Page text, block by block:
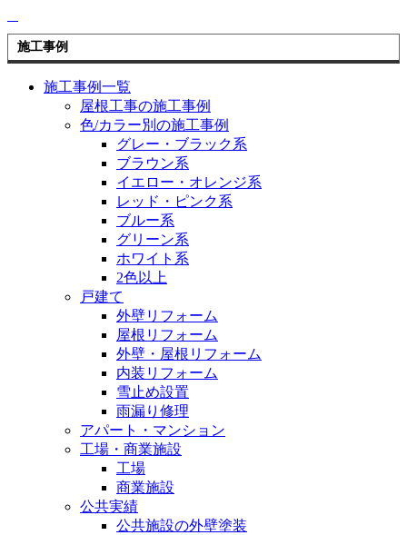
施工事例
施工事例一覧
屋根工事の施工事例
色/カラー別の施工事例
グレー・ブラック系
ブラウン系
イエロー・オレンジ系
レッド・ピンク系
ブルー系
グリーン系
ホワイト系
2色以上
戸建て
外壁リフォーム
屋根リフォーム
外壁・屋根リフォーム
内装リフォーム
雪止め設置
雨漏り修理
アパート・マンション
工場・商業施設
工場
商業施設
公共実績
公共施設の外壁塗装